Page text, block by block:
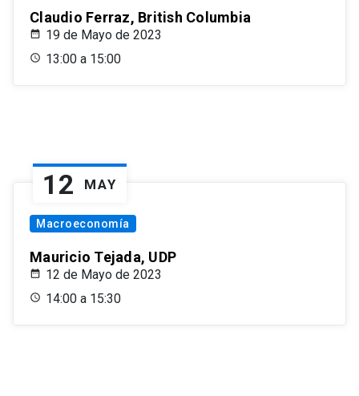
Claudio Ferraz, British Columbia
19 de Mayo de 2023
13:00 a 15:00
12 MAY
Macroeconomía
Mauricio Tejada, UDP
12 de Mayo de 2023
14:00 a 15:30